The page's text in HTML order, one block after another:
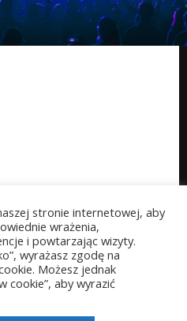
akademia wokalu
stronie internetowej, aby
wrażenia,
i powtarzając wizyty.
wyrażasz zgodę na
Możesz jednak
cookie”, aby wyrazić